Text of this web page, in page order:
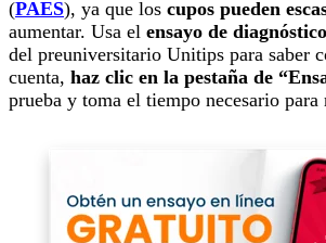
(PAES), ya que los cupos pueden
aumentar. Usa el ensayo de diagnóstico
del preuniversitario Unitips para saber
cuenta, haz clic en la pestaña de
prueba y toma el tiempo necesario para